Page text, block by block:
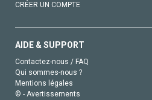
CRÉER UN COMPTE
AIDE & SUPPORT
Contactez-nous / FAQ
Qui sommes-nous ?
Mentions légales
© - Avertissements